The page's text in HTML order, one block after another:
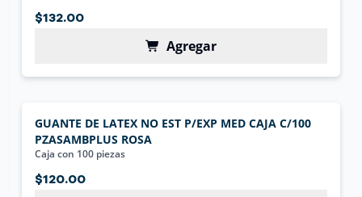
$132.00
Agregar
GUANTE DE LATEX NO EST P/EXP MED CAJA C/100
PZASAMBPLUS ROSA
Caja con 100 piezas
$120.00